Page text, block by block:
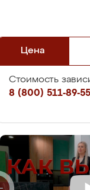
Цена
Стоимость
8 (800) 511-89-55